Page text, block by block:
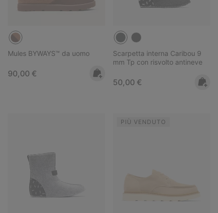
Mules BYWAYS™ da uomo
Regular price:
90,00 €
Scarpetta interna Caribou 9
mm Tp con risvolto antineve
Regular price:
50,00 €
PIÙ VENDUTO